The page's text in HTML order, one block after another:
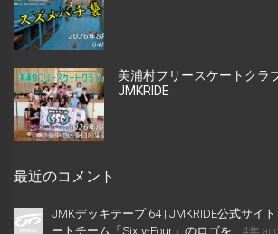
美浦村フリースケートクラ
JMKRIDE
最近のコメント
JMKデッキテープ 64 | JMKRIDE公式サイ
ートチーム「Sixty-Four」のロゴを...
4年